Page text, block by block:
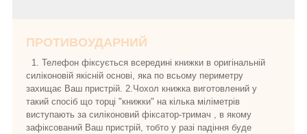
ПРОТИВОУДАРНИЙ
1. Телефон фіксується всередині книжки в оригінальній
силіконовій якісній основі, яка по всьому периметру
захищає Ваш пристрій. 2.Чохол книжка виготовлений у
такий спосіб що торці "книжки" на кілька міліметрів
виступають за силіконовий фіксатор-тримач , в якому
зафіксований Ваш пристрій, тобто у разі падіння буде